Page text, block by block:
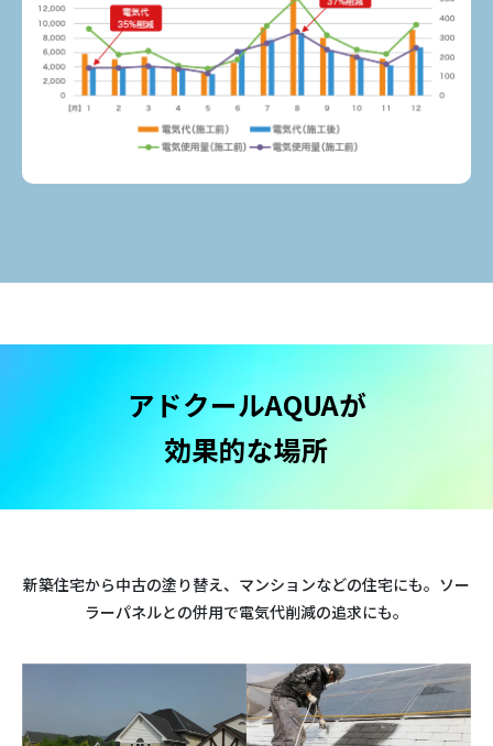
アドクールAQUAが
効果的な場所
新築住宅から中古の塗り替え、マンションなどの住宅にも。ソー
ラーパネルとの併用で電気代削減の追求にも。